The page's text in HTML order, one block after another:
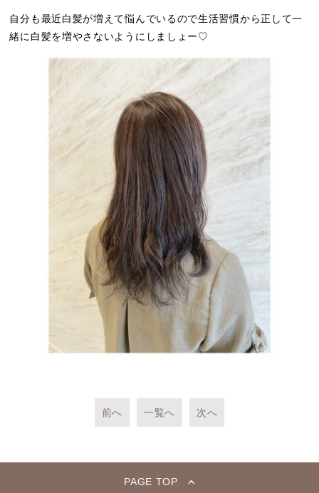
自分も最近白髪が増えて悩んでいるので生活習慣から正して一
緒に白髪を増やさないようにしましょー♡
前へ 一覧へ 次へ
PAGE TOP